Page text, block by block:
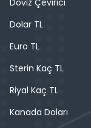
Döviz Çevirici
Dolar TL
Euro TL
Sterin Kaç TL
Riyal Kaç TL
Kanada Doları